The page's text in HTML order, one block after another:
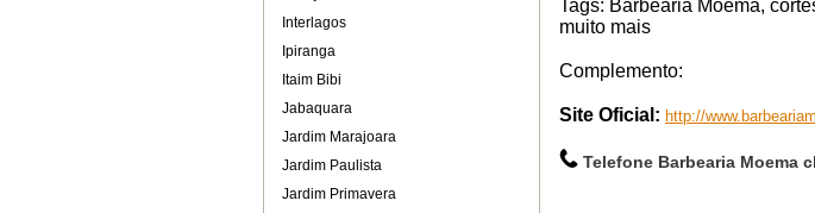
Interlagos
Ipiranga
Itaim Bibi
Jabaquara
Jardim Marajoara
Jardim Paulista
Jardim Primavera
Tags: Barbearia Moema,
muito mais
Complemento:
Site Oficial: http://
Telefone Barbearia Moema